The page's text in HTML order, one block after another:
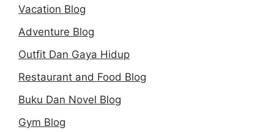
Vacation Blog
Adventure Blog
Outfit Dan Gaya Hidup
Restaurant and Food Blog
Buku Dan Novel Blog
Gym Blog